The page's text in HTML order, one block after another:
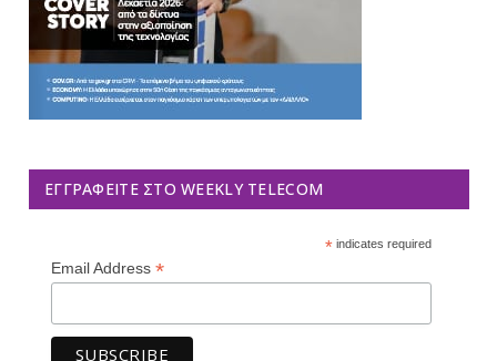
ΕΓΓΡΑΦΕΊΤΕ ΣΤΟ WEEKLY TELECOM
*indicates required
Email Address *